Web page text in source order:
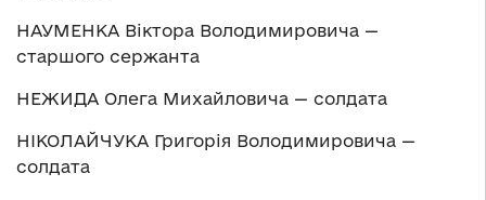
НАУМЕНКА Віктора Володимировича —
старшого сержанта
НЕЖИДА Олега Михайловича — солдата
НІКОЛАЙЧУКА Григорія Володимировича —
солдата